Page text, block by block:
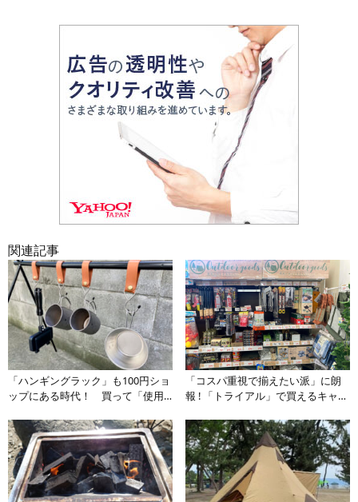
関連記事
「ハンギングラック」も100円ショ
ップにある時代！ 買って「使用
「コスパ重視で揃えたい派」に朗
報 ! 「トライアル」で買えるキャン